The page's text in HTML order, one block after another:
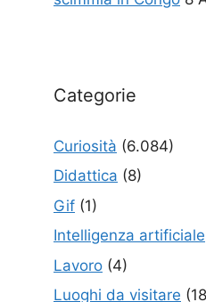
Categorie
Curiosità (6.084)
Didattica (8)
Gif (1)
Intelligenza artificiale
Lavoro (4)
Luoghi da visitare